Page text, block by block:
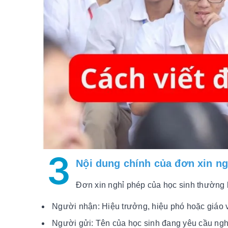
3 Nội dung chính của đơn xin
Đơn xin nghỉ phép của học sinh thường
Người nhận: Hiệu trưởng, hiệu phó hoặc giáo
Người gửi: Tên của học sinh đang yêu cầu